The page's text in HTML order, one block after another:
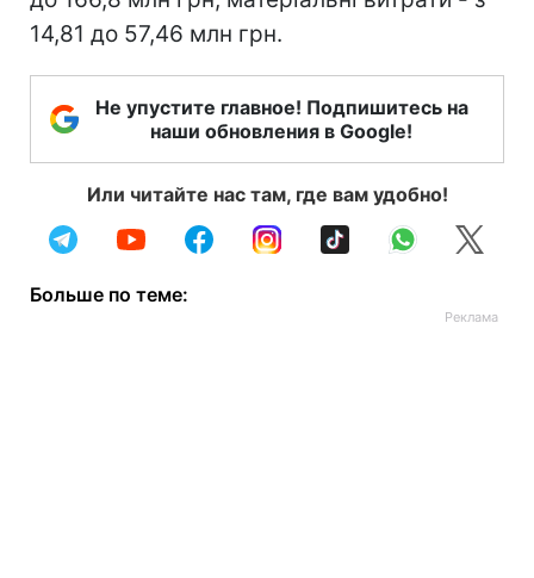
14,81 до 57,46 млн грн.
Не упустите главное! Подпишитесь на
наши обновления в Google!
Или читайте нас там, где вам удобно!
Больше по теме: